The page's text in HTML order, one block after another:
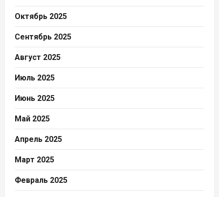
Октябрь 2025
Сентябрь 2025
Август 2025
Июль 2025
Июнь 2025
Май 2025
Апрель 2025
Март 2025
Февраль 2025